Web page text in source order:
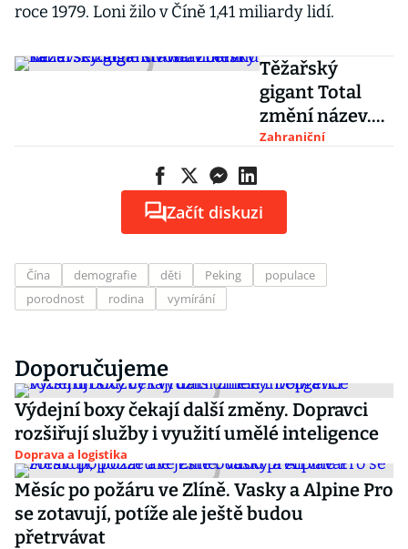
roce 1979. Loni žilo v Číně 1,41 miliardy lidí.
Těžařský
gigant Total
změní název.
Erdoğanův
kanál se začne
stavět v červnu
Zahraniční
Začít diskuzi
Čína demografie děti Peking
populace
porodnost
rodina vymírání
Doporučujeme
Výdejní boxy čekají další změny. Dopravci
rozšiřují služby i využití umělé inteligence
Doprava a logistika
Měsíc po požáru ve Zlíně. Vasky a Alpine Pro
se zotavují, potíže ale ještě budou
přetrvávat